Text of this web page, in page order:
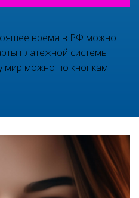
время в РФ можно
платежной системы
мир можно по кнопкам